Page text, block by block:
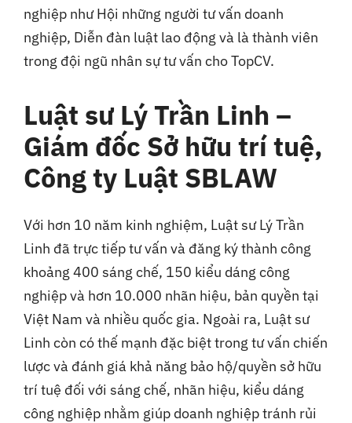
nghiệp như Hội những người tư vấn doanh
nghiệp, Diễn đàn luật lao động và là thành viên
trong đội ngũ nhân sự tư vấn cho TopCV.
Luật sư Lý Trần Linh –
Giám đốc Sở hữu trí tuệ,
Công ty Luật SBLAW
Với hơn 10 năm kinh nghiệm, Luật sư Lý Trần
Linh đã trực tiếp tư vấn và đăng ký thành công
khoảng 400 sáng chế, 150 kiểu dáng công
nghiệp và hơn 10.000 nhãn hiệu, bản quyền tại
Việt Nam và nhiều quốc gia. Ngoài ra, Luật sư
Linh còn có thế mạnh đặc biệt trong tư vấn chiến
lược và đánh giá khả năng bảo hộ/quyền sở hữu
trí tuệ đối với sáng chế, nhãn hiệu, kiểu dáng
công nghiệp nhằm giúp doanh nghiệp tránh rủi